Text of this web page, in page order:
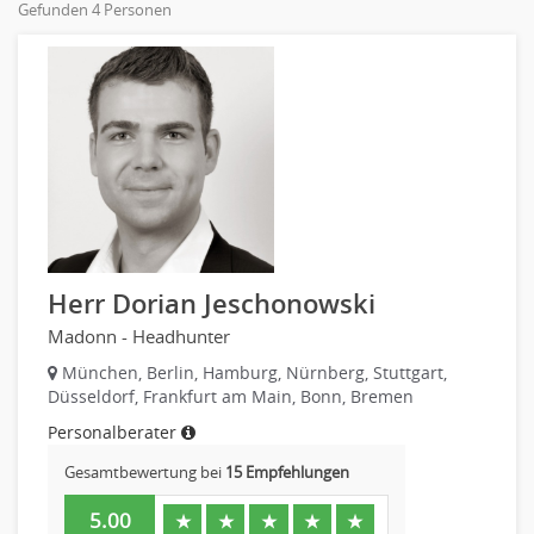
Online-Marketing
PR, Unternehmenskommunikation
Produktmanagement
Strategisches Marketing
Vertriebsmarketing
Human Resources
Personal Leitung, Teamleitung
Recruiting, Personalmarketing
Referent
Anwaltschaft
Justiziariat, Rechtsabteilung
Notar-, Justizfachangestellter, Anwaltsfachgehilfe
Notariat
Richter, Justizbeamte
Analyst
Pharmaindustrie
Recht
Telekommunikation
Textilien & Bekleidung
Transport & Logistik
Unternehmensberatung
Versicherungen
Gefunden 4 Personen
Herr Dorian Jeschonowski
Madonn - Headhunter
München, Berlin, Hamburg, Nürnberg, Stuttgart,
Düsseldorf, Frankfurt am Main, Bonn, Bremen
Personalberater
Gesamtbewertung bei 15 Empfehlungen
5.00 ★ ★ ★ ★ ★